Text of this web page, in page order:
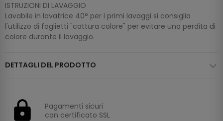
ISTRUZIONI DI LAVAGGIO
Lavabile in lavatrice 40° per i primi lavaggi si consiglia
l'utilizzo di foglietti "cattura colore" per evitare una perdita di
colore durante il lavaggio.
DETTAGLI DEL PRODOTTO
Pagamenti sicuri
con certificato SSL